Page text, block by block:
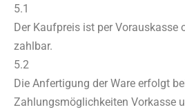
5.1
Der Kaufpreis ist per Vorauskasse
zahlbar.
5.2
Die Anfertigung der Ware erfolgt
Zahlungsmöglichkeiten Vorkasse